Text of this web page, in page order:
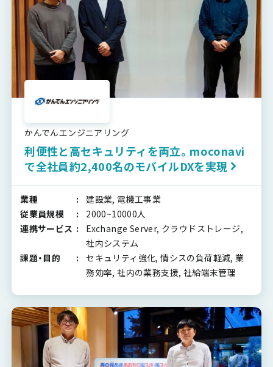
かんでんエンジニアリング
利便性と高セキュリティを両立。moconavi
で全社員約2,400名のモバイルDXを実現
業種
建設業, 電機工事業
従業員規模
2000~10000人
連携サービス
Exchange Server, クラウドストレージ,
社内システム
課題・目的
セキュリティ強化, 情シスの負荷軽減, 業
務効率, 社内の業務支援, 社給端末管理